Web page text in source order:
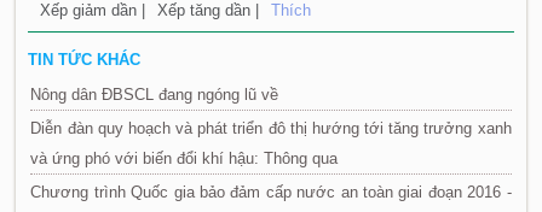
Xếp giảm dần | Xếp tăng dần | Thích
TIN TỨC KHÁC
Nông dân ĐBSCL đang ngóng lũ về
Diễn đàn quy hoạch và phát triển đô thị hướng tới tăng trưởng xanh
và ứng phó với biến đổi khí hậu: Thông qua
Chương trình Quốc gia bảo đảm cấp nước an toàn giai đoạn 2016 -